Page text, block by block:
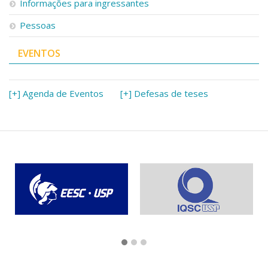
Informações para ingressantes
Pessoas
EVENTOS
[+] Agenda de Eventos [+] Defesas de teses